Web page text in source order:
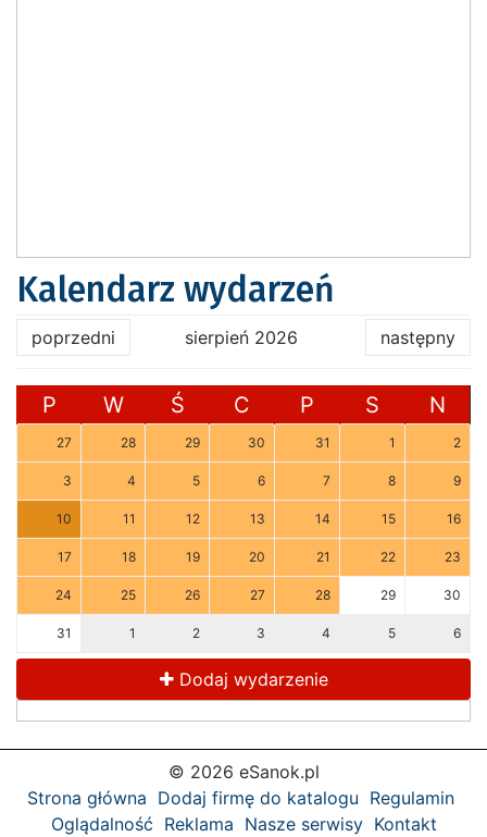
Kalendarz wydarzeń
poprzedni sierpień 2026 następny
P W Ś C P S N
27 28 29 30 31 1 2
3 4 5 6 7 8 9
10 11 12 13 14 15 16
17 18 19 20 21 22 23
24 25 26 27 28 29 30
31 1 2 3 4 5 6
Dodaj wydarzenie
© 2026 eSanok.pl
Strona główna Dodaj firmę do katalogu Regulamin
Oglądalność Reklama Nasze serwisy Kontakt